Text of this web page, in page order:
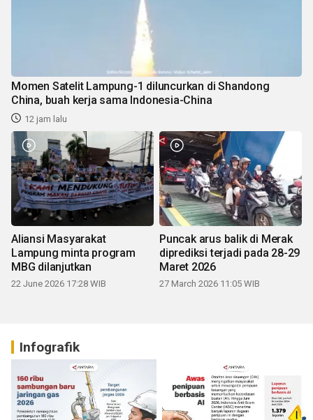
Momen Satelit Lampung-1 diluncurkan di Shandong
China, buah kerja sama Indonesia-China
12 jam lalu
Aliansi Masyarakat
Lampung minta program
MBG dilanjutkan
22 June 2026 17:28 WIB
Puncak arus balik di Merak
diprediksi terjadi pada 28-29
Maret 2026
27 March 2026 11:05 WIB
Infografik